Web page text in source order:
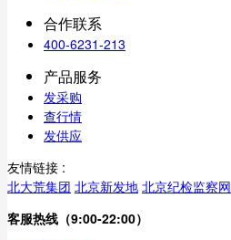
合作联系
400-6231-213
产品服务
发采购
查行情
发供应
友情链接 :
北大荒集团 北京新发地 北京纪检监察网
客服热线（9:00-22:00）